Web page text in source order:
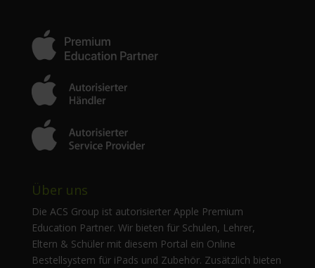
Über uns
Die ACS Group ist autorisierter Apple Premium
Education Partner. Wir bieten für Schulen, Lehrer,
Eltern & Schüler mit diesem Portal ein Online
Bestellsystem für iPads und Zubehör. Zusätzlich bieten